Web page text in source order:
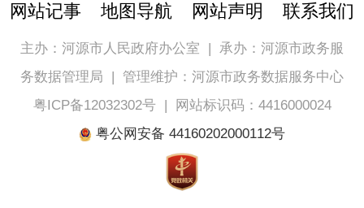
网站记事 地图导航 网站声明 联系我们
主办：河源市人民政府办公室 | 承办：河源市政务服
务数据管理局 | 管理维护：河源市政务数据服务中心
粤ICP备12032302号|
网站标识码：4416000024
粤公网安备 44160202000112号